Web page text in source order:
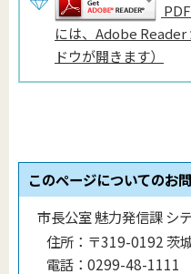
には、Adobe Reader
ドウが開きます）
このページについてのお
市長公室 魅力発信課 シ
住所： 〒319-0192 茨
電話： 0299-48-1111